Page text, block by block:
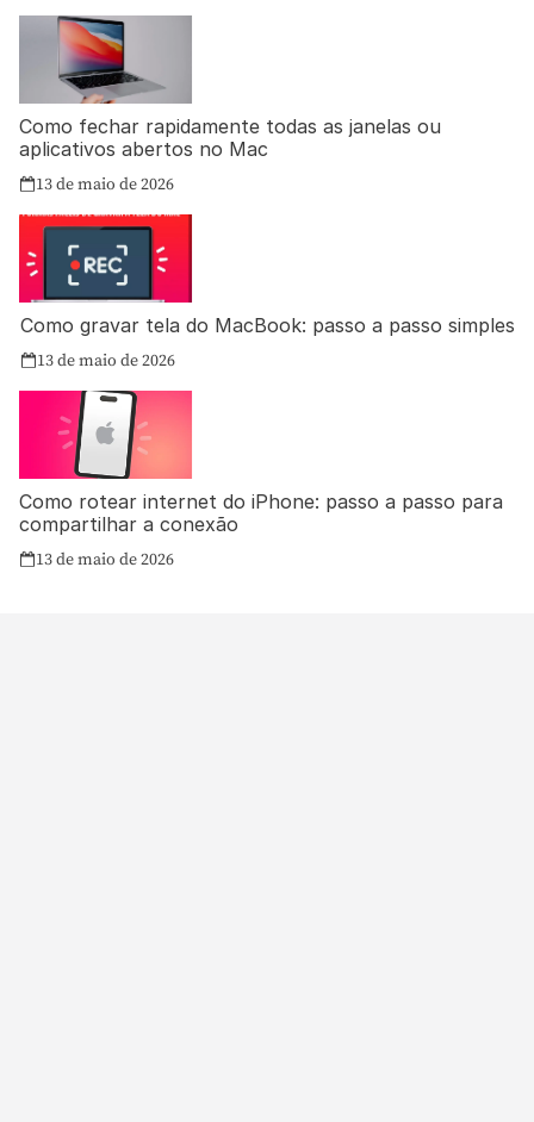
Como fechar rapidamente todas as janelas ou
aplicativos abertos no Mac
13 de maio de 2026
Como gravar tela do MacBook: passo a passo simples
13 de maio de 2026
Como rotear internet do iPhone: passo a passo para
compartilhar a conexão
13 de maio de 2026